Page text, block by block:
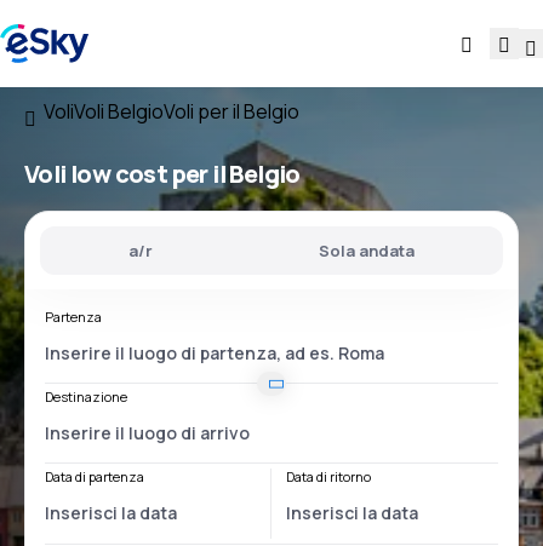
VoliVoli BelgioVoli per il Belgio
Voli low costper il Belgio
a/r Sola andata
Partenza
Destinazione
Data di partenza Data di ritorno